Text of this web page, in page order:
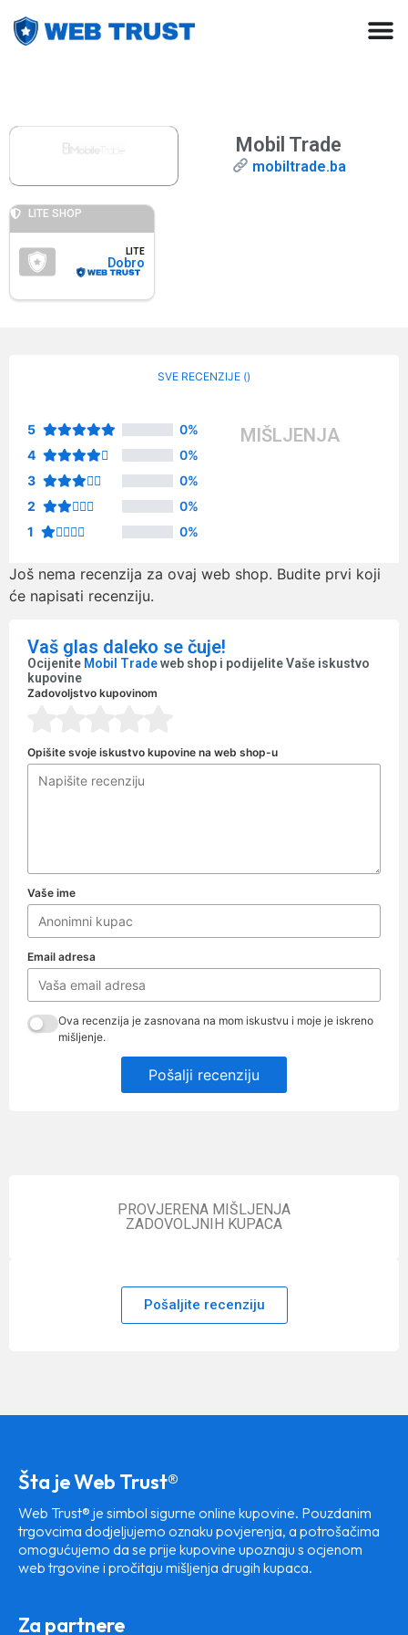
Mobil Trade
mobiltrade.ba
LITE SHOP
LITE
Dobro
SVE RECENZIJE ()
5
0%
4
0%
3
0%
2
0%
1
0%
MIŠLJENJA
Još nema recenzija za ovaj web shop. Budite prvi koji
će napisati recenziju.
Vaš glas daleko se čuje!
Ocijenite Mobil Tradeweb shop i podijelite Vaše iskustvo
kupovine
Zadovoljstvo kupovinom
Opišite svoje iskustvo kupovine na web shop-u
Vaše ime
Email adresa
Ova recenzija je zasnovana na mom iskustvu i moje je iskreno
mišljenje.
Pošalji recenziju
PROVJERENA MIŠLJENJA
ZADOVOLJNIH KUPACA
Pošaljite recenziju
Šta je Web Trust®
Web Trust® je simbol sigurne online kupovine. Pouzdanim
trgovcima dodjeljujemo oznaku povjerenja, a potrošačima
omogućujemo da se prije kupovine upoznaju s ocjenom
web trgovine i pročitaju mišljenja drugih kupaca.
Za partnere